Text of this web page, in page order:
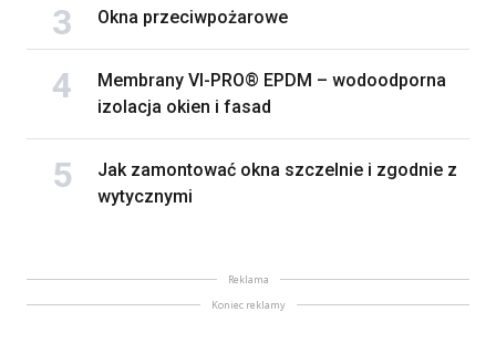
Okna przeciwpożarowe
Membrany VI-PRO® EPDM – wodoodporna
izolacja okien i fasad
Jak zamontować okna szczelnie i zgodnie z
wytycznymi
Reklama
Koniec reklamy